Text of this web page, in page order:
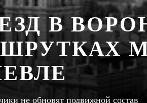
В
не обновят подвижной состав